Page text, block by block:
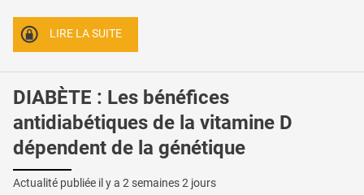
LIRE LA SUITE
DIABÈTE : Les bénéfices
antidiabétiques de la vitamine D
dépendent de la génétique
Actualité publiée il y a 2 semaines 2 jours